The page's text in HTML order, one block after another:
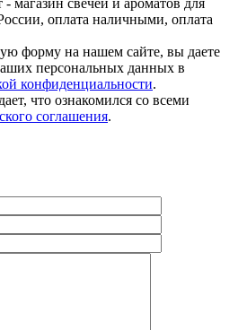
магазин свечей и ароматов для
оплата наличными, оплата
форму на нашем сайте, вы даете
персональных данных в
конфиденциальности.
что ознакомился со всеми
соглашения.